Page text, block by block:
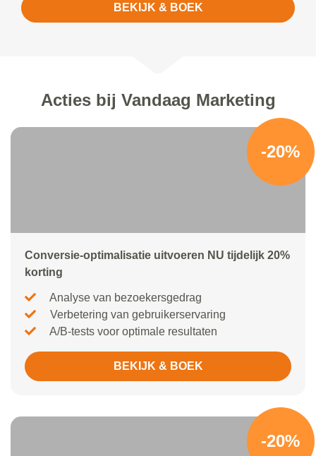
BEKIJK & BOEK
Acties bij Vandaag Marketing
-20%
Conversie-optimalisatie uitvoeren NU tijdelijk 20%
korting
Analyse van bezoekersgedrag
Verbetering van gebruikerservaring
A/B-tests voor optimale resultaten
BEKIJK & BOEK
-20%